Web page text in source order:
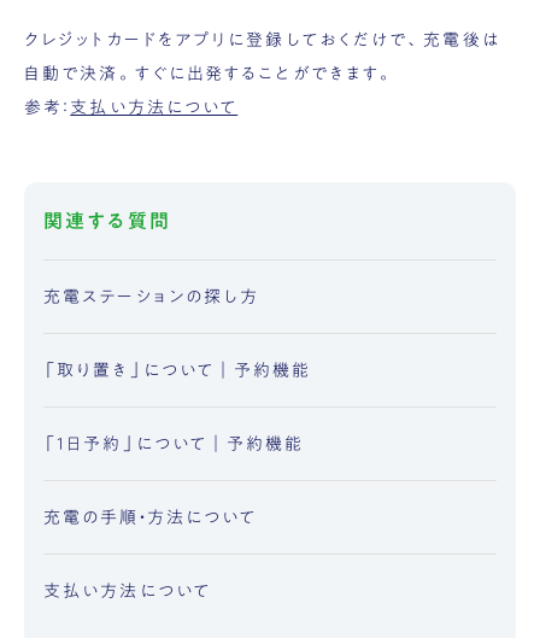
クレジットカードをアプリに登録しておくだけで、充電後は
自動で決済。すぐに出発することができます。
参考： 支払い方法について
関連する質問
充電ステーションの探し方
「取り置き」について｜予約機能
「1日予約」について｜予約機能
充電の手順・方法について
支払い方法について